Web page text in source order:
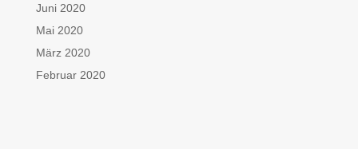
Juni 2020
Mai 2020
März 2020
Februar 2020